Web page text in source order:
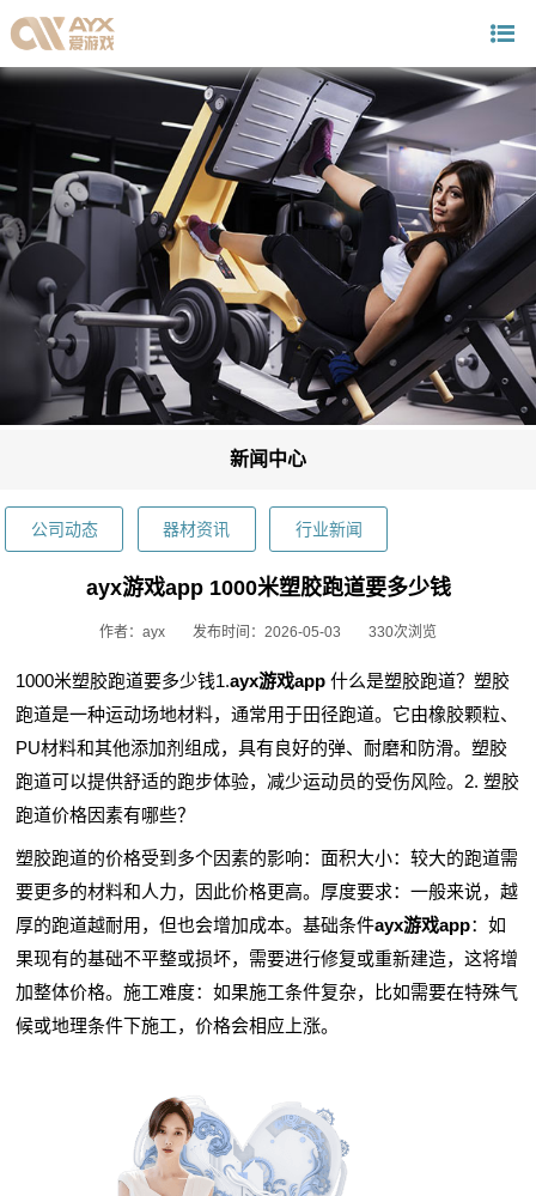
新闻中心
公司动态 器材资讯 行业新闻
ayx游戏app 1000米塑胶跑道要多少钱
作者：ayx 发布时间：2026-05-03 330次浏览
1000米塑胶跑道要多少钱1.ayx游戏app 什么是塑胶跑道？塑胶
跑道是一种运动场地材料，通常用于田径跑道。它由橡胶颗粒、
PU材料和其他添加剂组成，具有良好的弹、耐磨和防滑。塑胶
跑道可以提供舒适的跑步体验，减少运动员的受伤风险。2. 塑胶
跑道价格因素有哪些？
塑胶跑道的价格受到多个因素的影响：面积大小：较大的跑道需
要更多的材料和人力，因此价格更高。厚度要求：一般来说，越
厚的跑道越耐用，但也会增加成本。基础条件ayx游戏app：如
果现有的基础不平整或损坏，需要进行修复或重新建造，这将增
加整体价格。施工难度：如果施工条件复杂，比如需要在特殊气
候或地理条件下施工，价格会相应上涨。